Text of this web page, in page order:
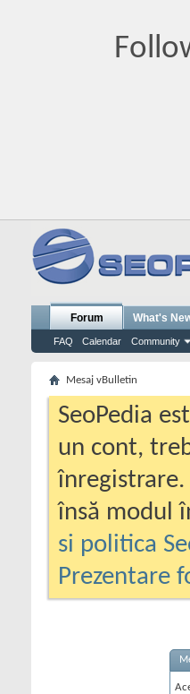
Forum
FAQ Calendar Community
What's
Mesaj vBulletin
SeoPedia
un cont,
însă modul
si politica
Prezentare